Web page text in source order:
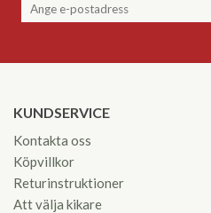
KUNDSERVICE
Kontakta oss
Köpvillkor
Returinstruktioner
Att välja kikare